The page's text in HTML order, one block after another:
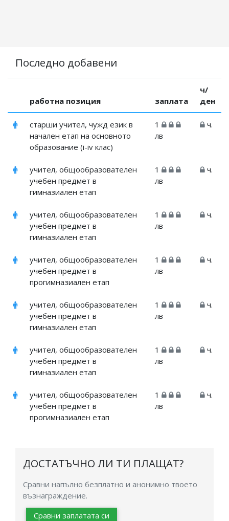
Последно добавени
работна позиция заплата
ч/
ден
старши учител, чужд език в
начален етап на основното
образование (i-iv клас)
1
лв
ч.
учител, общообразователен
учебен предмет в
гимназиален етап
1
лв
ч.
учител, общообразователен
учебен предмет в
гимназиален етап
1
лв
ч.
учител, общообразователен
учебен предмет в
прогимназиален етап
1
лв
ч.
учител, общообразователен
учебен предмет в
гимназиален етап
1
лв
ч.
учител, общообразователен
учебен предмет в
гимназиален етап
1
лв
ч.
учител, общообразователен
учебен предмет в
прогимназиален етап
1
лв
ч.
ДОСТАТЪЧНО ЛИ ТИ ПЛАЩАТ?
Сравни напълно безплатно и анонимно твоето
възнаграждение.
Сравни заплатата си